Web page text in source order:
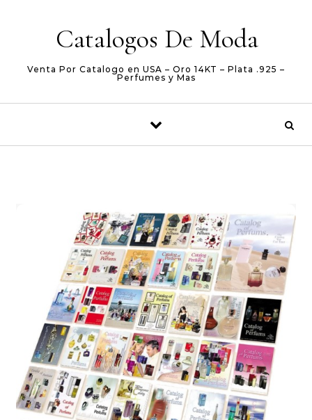
Catalogos De Moda
Venta Por Catalogo en USA – Oro 14KT – Plata .925 –
Perfumes y Mas